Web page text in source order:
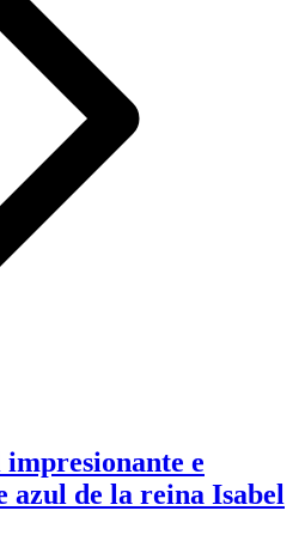
impresionante e
azul de la reina Isabel